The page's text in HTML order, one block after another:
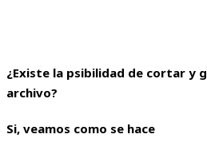
¿Existe la psibilidad de cortar y
archivo?
Si, veamos como se hace